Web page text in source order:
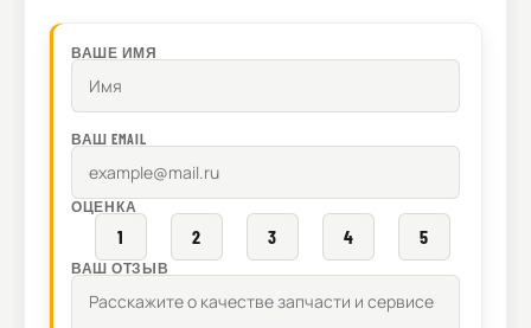
ВАШЕ ИМЯ
ВАШ EMAIL
ОЦЕНКА
1 2 3 4 5
ВАШ ОТЗЫВ